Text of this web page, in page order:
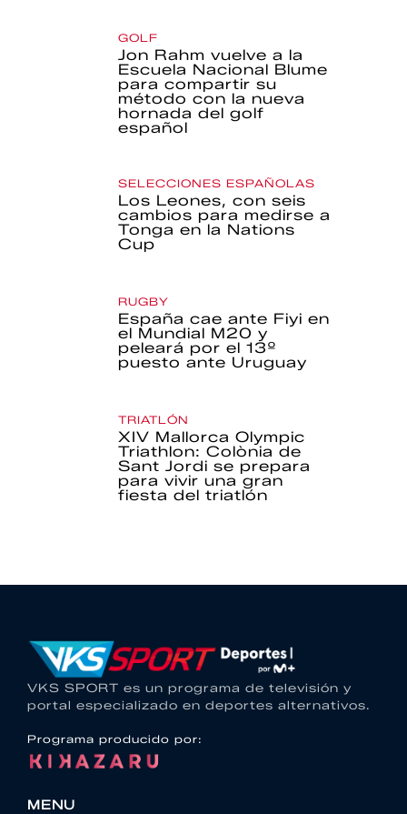
GOLF
Jon Rahm vuelve a la
Escuela Nacional Blume
para compartir su
método con la nueva
hornada del golf
español
SELECCIONES ESPAÑOLAS
Los Leones, con seis
cambios para medirse a
Tonga en la Nations
Cup
RUGBY
España cae ante Fiyi en
el Mundial M20 y
peleará por el 13º
puesto ante Uruguay
TRIATLÓN
XIV Mallorca Olympic
Triathlon: Colònia de
Sant Jordi se prepara
para vivir una gran
fiesta del triatlón
VKS SPORT es un programa de televisión y
portal especializado en deportes alternativos.
Programa producido por:
MENU